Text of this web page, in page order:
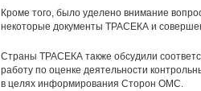
Кроме того, было уделено внимание
некоторые документы ТРАСЕКА и
Страны ТРАСЕКА также обсудили
работу по оценке деятельности
в целях информирования Сторон ОМС.